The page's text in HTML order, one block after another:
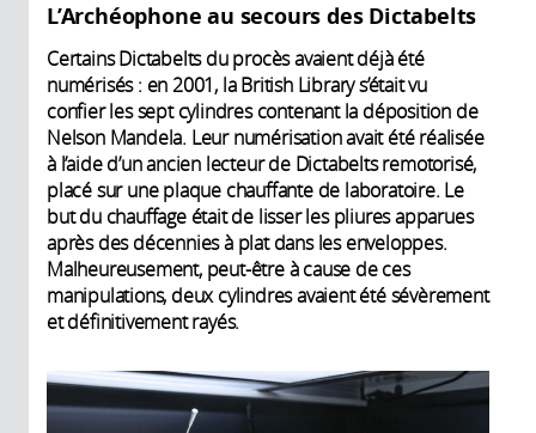
L’Archéophone au secours des Dictabelts
Certains Dictabelts du procès avaient déjà été
numérisés : en 2001, la British Library s’était vu
confier les sept cylindres contenant la déposition de
Nelson Mandela. Leur numérisation avait été réalisée
à l’aide d’un ancien lecteur de Dictabelts remotorisé,
placé sur une plaque chauffante de laboratoire. Le
but du chauffage était de lisser les pliures apparues
après des décennies à plat dans les enveloppes.
Malheureusement, peut-être à cause de ces
manipulations, deux cylindres avaient été sévèrement
et définitivement rayés.